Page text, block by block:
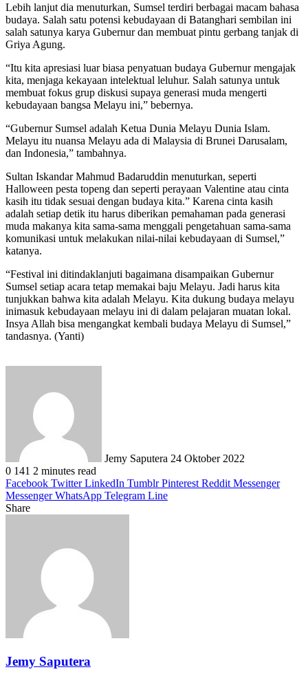
Lebih lanjut dia menuturkan, Sumsel terdiri berbagai macam bahasa
budaya. Salah satu potensi kebudayaan di Batanghari sembilan ini
salah satunya karya Gubernur dan membuat pintu gerbang tanjak di
Griya Agung.
“Itu kita apresiasi luar biasa penyatuan budaya Gubernur mengajak
kita, menjaga kekayaan intelektual leluhur. Salah satunya untuk
membuat fokus grup diskusi supaya generasi muda mengerti
kebudayaan bangsa Melayu ini,” bebernya.
“Gubernur Sumsel adalah Ketua Dunia Melayu Dunia Islam.
Melayu itu nuansa Melayu ada di Malaysia di Brunei Darusalam,
dan Indonesia,” tambahnya.
Sultan Iskandar Mahmud Badaruddin menuturkan, seperti
Halloween pesta topeng dan seperti perayaan Valentine atau cinta
kasih itu tidak sesuai dengan budaya kita.” Karena cinta kasih
adalah setiap detik itu harus diberikan pemahaman pada generasi
muda makanya kita sama-sama menggali pengetahuan sama-sama
komunikasi untuk melakukan nilai-nilai kebudayaan di Sumsel,”
katanya.
“Festival ini ditindaklanjuti bagaimana disampaikan Gubernur
Sumsel setiap acara tetap memakai baju Melayu. Jadi harus kita
tunjukkan bahwa kita adalah Melayu. Kita dukung budaya melayu
inimasuk kebudayaan melayu ini di dalam pelajaran muatan lokal.
Insya Allah bisa mengangkat kembali budaya Melayu di Sumsel,”
tandasnya. (Yanti)
Jemy Saputera 24 Oktober 2022
0 141 2 minutes read
Facebook Twitter LinkedIn Tumblr Pinterest Reddit Messenger
Messenger WhatsApp Telegram Line
Share
Jemy Saputera